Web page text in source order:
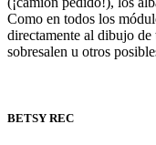
Como en todos los
directamente al dibujo
sobresalen u otros
BETSY REC